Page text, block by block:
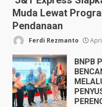
Muda Lewat
Pendanaan
Ferdi Rezmanto
BNPB